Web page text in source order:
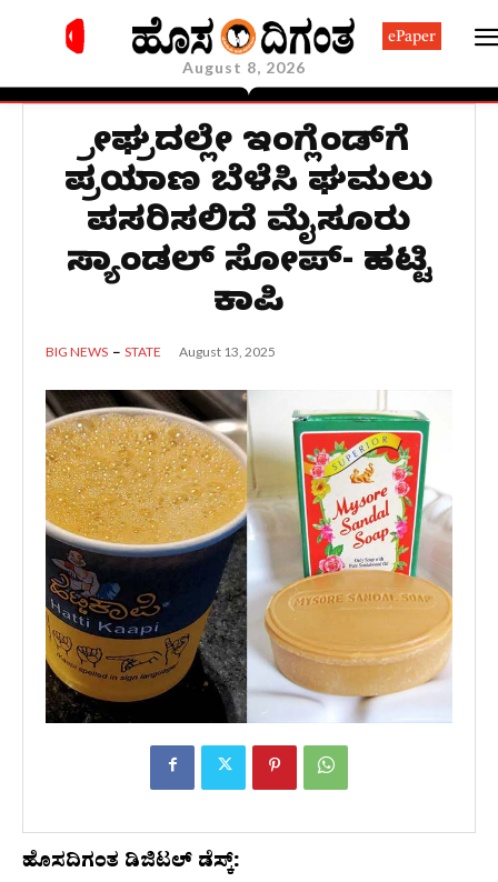
August 8, 2026
ePaper
ಶ್ರೀಘ್ರದಲ್ಲೇ ಇಂಗ್ಲೆಂಡ್‌ಗೆ
ಪ್ರಯಾಣ ಬೆಳೆಸಿ ಘಮಲು
ಪಸರಿಸಲಿದೆ ಮೈಸೂರು
ಸ್ಯಾಂಡಲ್‌ ಸೋಪ್‌- ಹಟ್ಟಿ
ಕಾಪಿ
BIG NEWS STATE August 13, 2025
ಹೊಸದಿಗಂತ ಡಿಜಿಟಲ್‌ ಡೆಸ್ಕ್‌: